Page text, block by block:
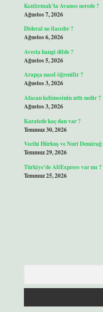
Kızılırmak’ta Avanos nerede ?
Ağustos 7, 2026
Dideral ne ilacıdır ?
Ağustos 6, 2026
Avesta hangi dilde ?
Ağustos 5, 2026
Arapça nasıl öğrenilir ?
Ağustos 3, 2026
Afacan kelimesinin zıttı nedir ?
Ağustos 3, 2026
Karatede kaç dan var ?
Temmuz 30, 2026
Vecihi Hürkuş ve Nuri Demirağ
Temmuz 29, 2026
Türkiye’de AliExpress var mı ?
Temmuz 25, 2026